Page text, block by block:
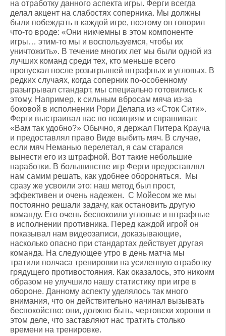
на отработку данного аспекта игры. Ферги всегда
делал акцент на слабостях соперника. Мы должны
были побеждать в каждой игре, поэтому он говорил
что-то вроде: «Они никчемны в этом компоненте
игры… этим-то мы и воспользуемся, чтобы их
уничтожить». В течение многих лет мы были одной из
лучших команд среди тех, кто меньше всего
пропускал после розыгрышей штрафных и угловых. В
редких случаях, когда соперник по-особенному
разыгрывал стандарт, мы специально готовились к
этому. Например, к сильным вбросам мяча из-за
боковой в исполнении Рори Делапа из «Сток Сити».
Ферги выстраивал нас по позициям и спрашивал:
«Вам так удобно?» Обычно, я держал Питера Крауча
и предоставлял право Виде выбить мяч. В случае,
если мяч Неманью перелетал, я сам старался
вынести его из штрафной. Вот такие небольшие
наработки. В большинстве игр Ферги предоставлял
нам самим решать, как удобнее обороняться. Мы
сразу же усвоили это: наш метод был прост,
эффективен и очень надежен. С Мойесом же мы
постоянно решали задачу, как остановить другую
команду. Его очень беспокоили угловые и штрафные
в исполнении противника. Перед каждой игрой он
показывал нам видеозаписи, доказывающие,
насколько опасно при стандартах действует другая
команда. На следующее утро в день матча мы
тратили полчаса тренировки на усиленную отработку
грядущего противостояния. Как оказалось, это никоим
образом не улучшило нашу статистику при игре в
обороне. Данному аспекту уделялось так много
внимания, что он действительно начинал вызывать
беспокойство: они, должно быть, чертовски хороши в
этом деле, что заставляют нас тратить столько
времени на тренировке.